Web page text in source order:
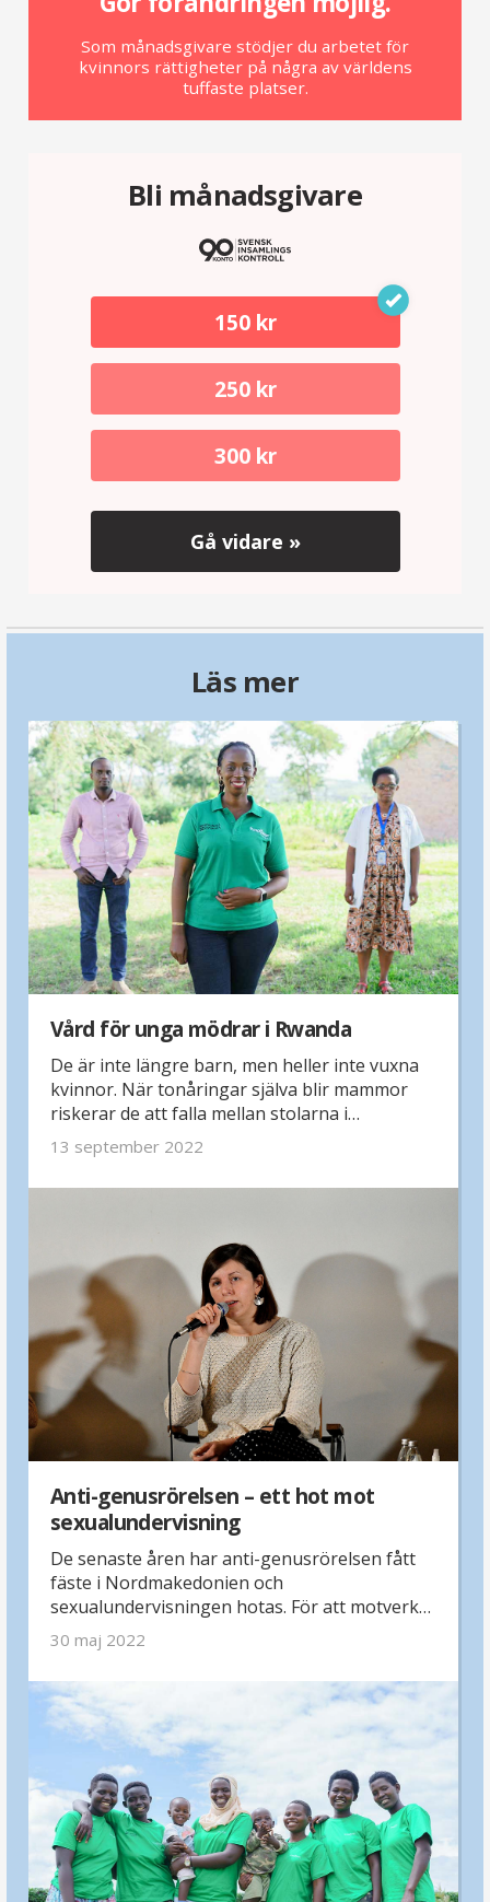
Som månadsgivare stödjer du arbetet för
kvinnors rättigheter på några av världens
tuffaste platser.
Bli månadsgivare
150 kr
250 kr
300 kr
Gå vidare »
Läs mer
Vård för unga mödrar i Rwanda
De är inte längre barn, men heller inte vuxna
kvinnor. När tonåringar själva blir mammor
riskerar de att falla mellan stolarna i
sjukvården. Vår partnerorganisation Empower
Rwanda samarbetar med ett hälsocenter för
att säkerställa bra vård för 200 unga mödrar
13 september 2022
Anti-genusrörelsen – ett hot mot
sexualundervisning
De senaste åren har anti-genusrörelsen fått
fäste i Nordmakedonien och
sexualundervisningen hotas. För att motverka
detta arbetar organisationen HERA för att
höja kunskapen om hur viktig
sexualundervisning är – och hur farlig anti-
genusrörelsen är.
30 maj 2022